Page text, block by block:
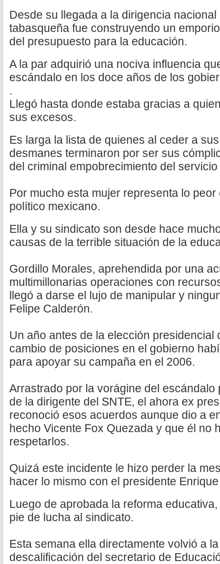
Desde su llegada a la dirigencia
tabasqueña fue construyendo un
del presupuesto para la educación.
A la par adquirió una nociva influencia
escándalo en los doce años de los
.
Llegó hasta donde estaba gracias a
sus excesos.
Es larga la lista de quienes al ceder a
desmanes terminaron por ser sus
del criminal empobrecimiento del
Por mucho esta mujer representa lo
político mexicano.
Ella y su sindicato son desde hace
causas de la terrible situación de la
Gordillo Morales, aprehendida por una
multimillonarias operaciones con
llegó a darse el lujo de manipular y
Felipe Calderón.
Un año antes de la elección presidencial
cambio de posiciones en el gobierno
para apoyar su campaña en el 2006.
Arrastrado por la vorágine del
de la dirigente del SNTE, el ahora ex
reconoció esos acuerdos aunque dio a
hecho Vicente Fox Quezada y que él no
respetarlos.
Quizá este incidente le hizo perder la
hacer lo mismo con el presidente
Luego de aprobada la reforma
pie de lucha al sindicato.
Esta semana ella directamente volvió a
descalificación del secretario de